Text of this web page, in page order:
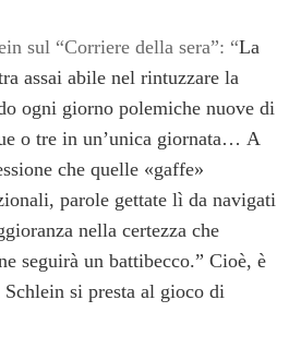
sul “Corriere della sera”: “La
assai abile nel rintuzzare la
ogni giorno polemiche nuove di
o tre in un’unica giornata… A
che quelle «gaffe»
parole gettate lì da navigati
nella certezza che
seguirà un battibecco.” Cioè, è
si presta al gioco di